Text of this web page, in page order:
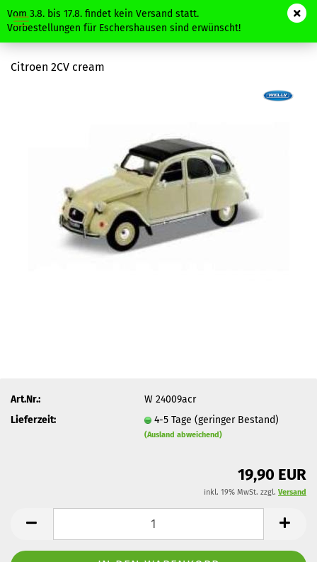
Vom 3.8. bis 17.8. findet kein Versand statt.
Vorbestellungen für Eschershausen sind erwünscht!
Citroen 2CV cream
Art.Nr.:
W 24009acr
Lieferzeit:
4-5 Tage (geringer Bestand)
(Ausland abweichend)
19,90 EUR
inkl. 19% MwSt. zzgl. Versand